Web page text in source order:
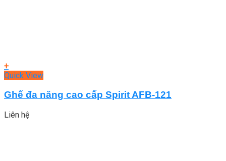
+
Quick View
Ghế đa năng cao cấp Spirit AFB-121
Liên hệ